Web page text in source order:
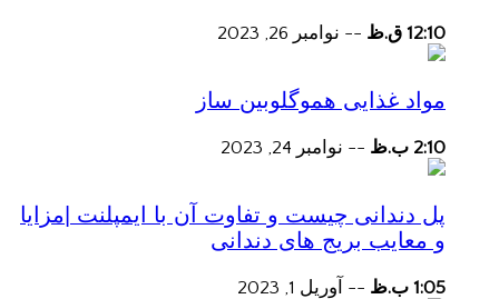
12:10 ق.ظ -- نوامبر 26, 2023
مواد غذایی هموگلوبین ساز
2:10 ب.ظ -- نوامبر 24, 2023
پل دندانی چیست و تفاوت آن با ایمپلنت |مزایا
و معایب بریج های دندانی
1:05 ب.ظ -- آوریل 1, 2023